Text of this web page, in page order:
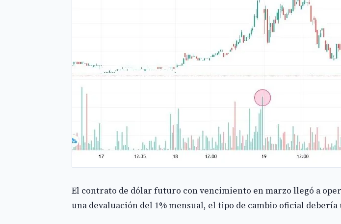
El contrato de dólar futuro con vencimiento en marzo llegó a
una devaluación del 1% mensual, el tipo de cambio oficial debería